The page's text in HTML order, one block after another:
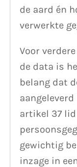
de aard én
verwerkte
Voor
de data is
belang dat
aangeleverd
artikel 37 lid
gewichtig
inzage in